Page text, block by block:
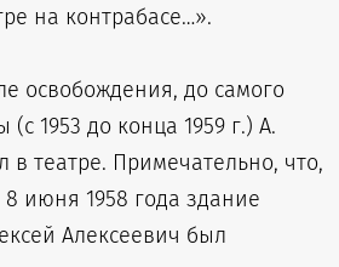
на контрабасе…».
освобождения, до самого
(с 1953 до конца 1959 г.) А.
в театре. Примечательно, что,
8 июня 1958 года здание
Алексеевич был